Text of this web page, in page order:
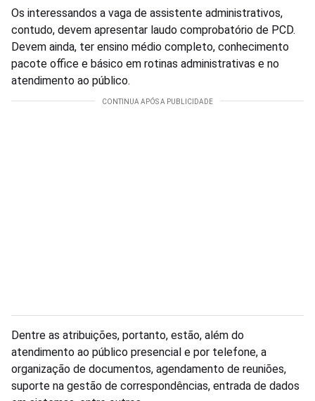
Os interessandos a vaga de assistente administrativos,
contudo, devem apresentar laudo comprobatório de PCD.
Devem ainda, ter ensino médio completo, conhecimento
pacote office e básico em rotinas administrativas e no
atendimento ao público.
Dentre as atribuições, portanto, estão, além do
atendimento ao público presencial e por telefone, a
organização de documentos, agendamento de reuniões,
suporte na gestão de correspondências, entrada de dados